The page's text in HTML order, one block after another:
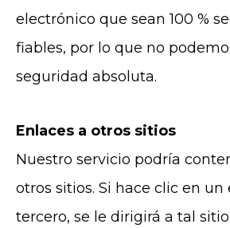
electrónico que sean 100 %
fiables, por lo que no
seguridad absoluta.
Enlaces a otros sitios
Nuestro servicio podría
otros sitios. Si hace clic en un
tercero, se le dirigirá a tal